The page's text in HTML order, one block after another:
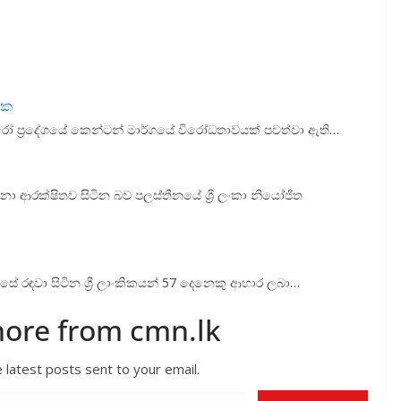
ප්‍රදේශයේ කෙන්ටන් මාර්ගයේ විරෝධතාවයක් පවත්වා ඇති…
ආරක්ෂිතව සිටින බව පලස්තීනයේ ශ්‍රී ලංකා නියෝජිත
රඳවා සිටින ශ්‍රී ලාංකිකයන් 57 දෙනෙකු ආහාර ලබා…
from cmn.lk
latest posts sent to your email.